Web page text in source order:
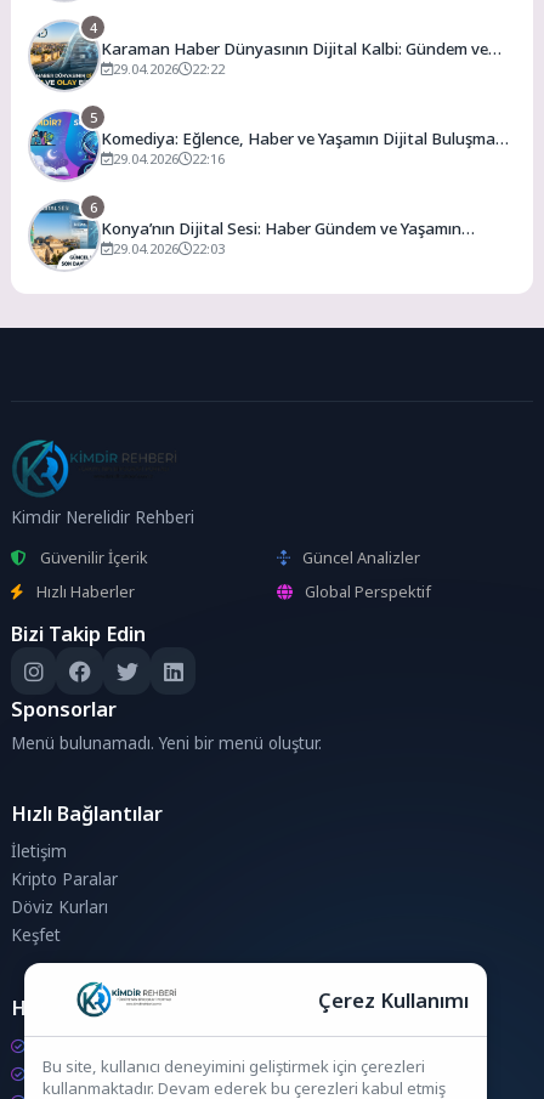
4
Karaman Haber Dünyasının Dijital Kalbi: Gündem ve
Olay
29.04.2026 22:22
5
Komediya: Eğlence, Haber ve Yaşamın Dijital Buluşma
Noktası
29.04.2026 22:16
6
Konya’nın Dijital Sesi: Haber Gündem ve Yaşamın
Merkezi
29.04.2026 22:03
Kimdir Nerelidir Rehberi
Güvenilir İçerik
Güncel Analizler
Hızlı Haberler
Global Perspektif
Bizi Takip Edin
Sponsorlar
Menü bulunamadı. Yeni bir menü oluştur.
Hızlı Bağlantılar
İletişim
Kripto Paralar
Döviz Kurları
Keşfet
Hesaplamalar
Döviz Hesaplama
Çerez Kullanımı
Bu site, kullanıcı deneyimini geliştirmek için çerezleri
kullanmaktadır. Devam ederek bu çerezleri kabul etmiş